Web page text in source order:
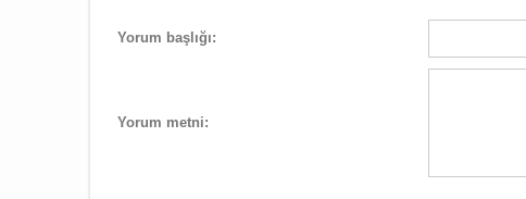
Yorum başlığı:
Yorum metni: